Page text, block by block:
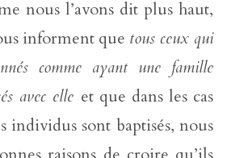
nous l’avons dit plus haut,
informent que tous ceux qui
comme ayant une famille
avec elle et que dans les cas
individus sont baptisés, nous